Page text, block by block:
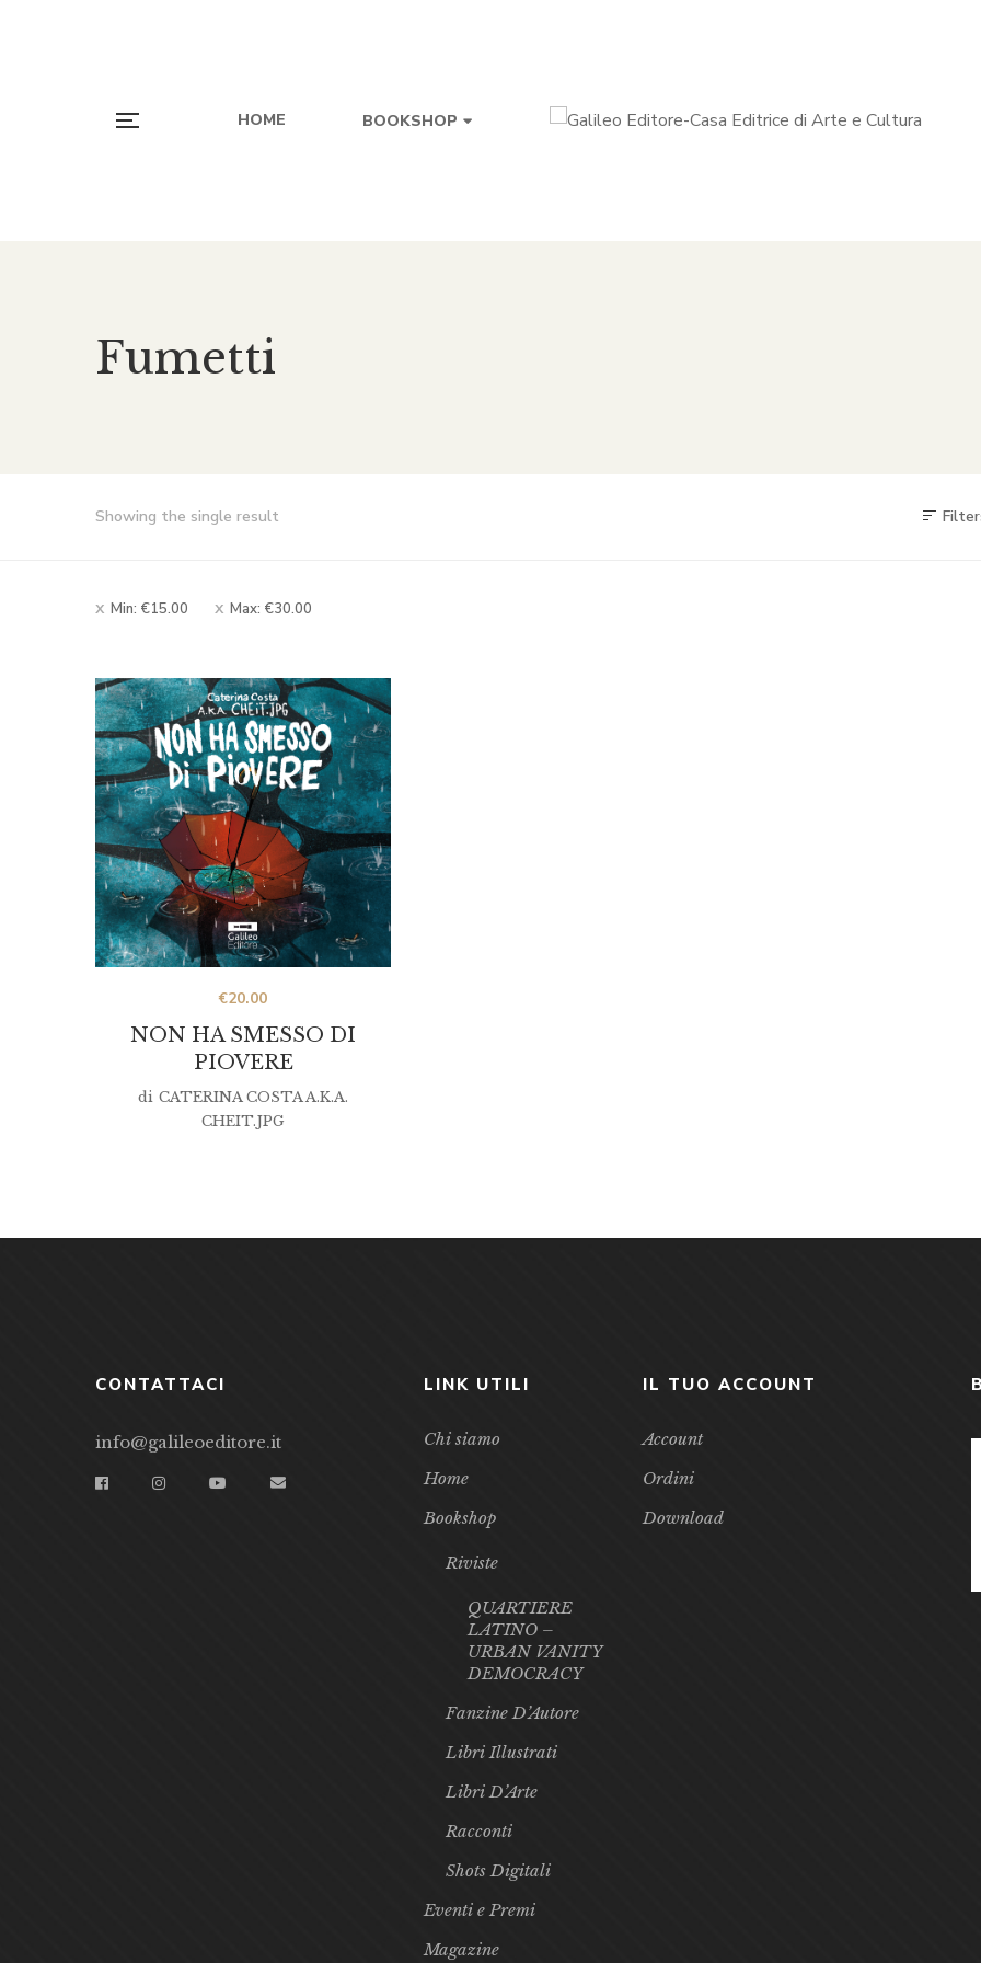
HOME BOOKSHOP
Fumetti
Showing the single result
Min: €15.00 Max: €30.00
NON HA SMESSO DI
PIOVERE
€20.00
di CATERINA COSTA A.K.A.
CHEIT.JPG
CONTATTACI
info@galileoeditore.it
LINK UTILI
Chi siamo
Home
Bookshop
Riviste
QUARTIERE
LATINO –
URBAN VANITY
DEMOCRACY
Fanzine D’Autore
Libri Illustrati
Libri D’Arte
Racconti
Shots Digitali
Eventi e Premi
Magazine
IL TUO ACCOUNT
Account
Ordini
Download